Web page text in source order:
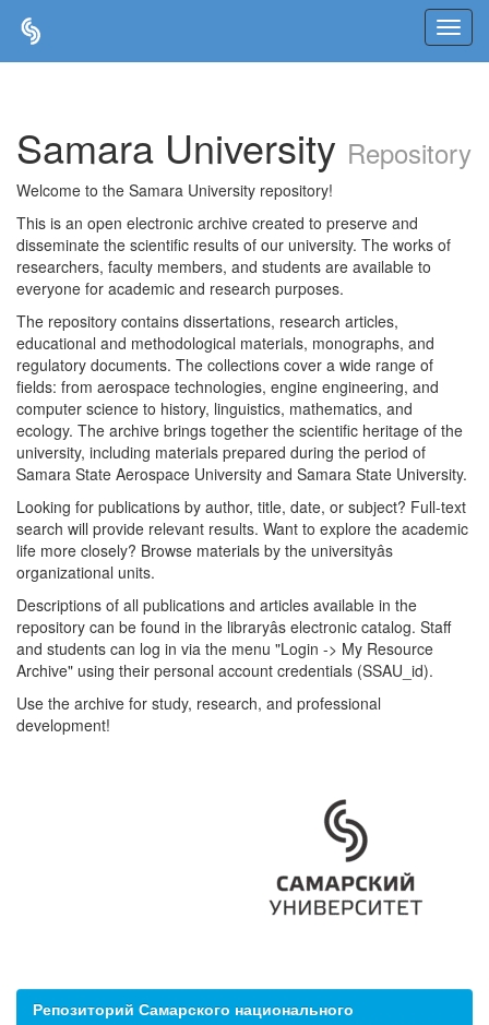
Samara University Repository
Welcome to the Samara University repository!
This is an open electronic archive created to preserve and
disseminate the scientific results of our university. The works of
researchers, faculty members, and students are available to
everyone for academic and research purposes.
The repository contains dissertations, research articles,
educational and methodological materials, monographs, and
regulatory documents. The collections cover a wide range of
fields: from aerospace technologies, engine engineering, and
computer science to history, linguistics, mathematics, and
ecology. The archive brings together the scientific heritage of the
university, including materials prepared during the period of
Samara State Aerospace University and Samara State University.
Looking for publications by author, title, date, or subject? Full-text
search will provide relevant results. Want to explore the academic
life more closely? Browse materials by the universityâs
organizational units.
Descriptions of all publications and articles available in the
repository can be found in the libraryâs electronic catalog. Staff
and students can log in via the menu "Login -> My Resource
Archive" using their personal account credentials (SSAU_id).
Use the archive for study, research, and professional
development!
Репозиторий Самарского национального